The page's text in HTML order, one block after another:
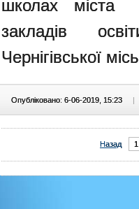
школах міста
закладів
Чернігівської
Опубліковано: 6-06-2019, 15:23 |
Назад 1